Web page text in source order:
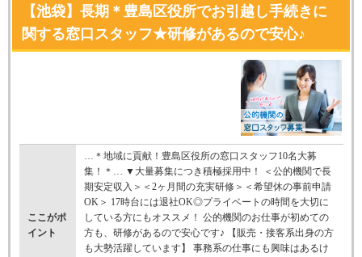
【池袋】長期＊豊島区役所でお引越し手続きに
関する窓口スタッフ★研修があるので安心♪
ここがポ
イント
…＊地域に貢献！豊島区役所の窓口スタッフ10名大募
集！＊… ▼大量募集につき積極採用中！ ＜公的機関で長
期安定収入＞＜2ヶ月間の充実研修＞＜希望休の事前申請
OK＞ 17時台には退社OK◎プライベートの時間を大切に
している方にもオススメ！ 公的機関のお仕事が初めての
方も、研修があるので安心です♪ 【販売・接客系出身の方
も大勢活躍しています】 事務系の仕事にも興味はあるけ